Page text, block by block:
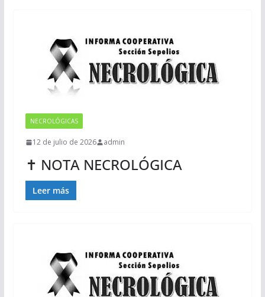
NECROLÓGICAS
12 de julio de 2026 admin
✝ NOTA NECROLÓGICA
Leer más